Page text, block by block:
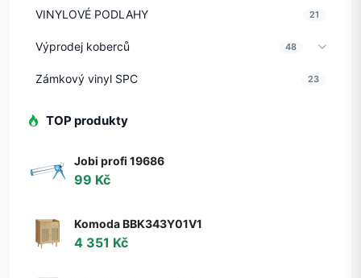
VINYLOVÉ PODLAHY 21
Výprodej koberců 48
Zámkový vinyl SPC 23
TOP produkty
Jobi profi 19686
99 Kč
Komoda BBK343Y01V1
4 351 Kč